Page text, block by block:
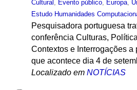
Cultural , Evento público, Europa,
Estudo Humanidades
Pesquisadora portuguesa
conferência Culturas,
Contextos e Interrogações a
que acontece dia 4 de
Localizado em NOTÍCIAS